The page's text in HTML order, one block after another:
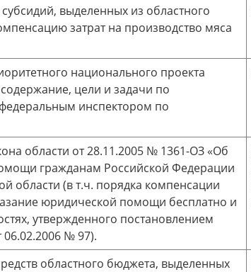
выделенных из областного
затрат на производство мяса
национального проекта
цели и задачи по
инспектором по
области от 28.11.2005 № 1361-ОЗ «Об
гражданам Российской Федерации
области (в т.ч. порядка компенсации
юридической помощи бесплатно и
утвержденного постановлением
06.02.2006 № 97).
областного бюджета, выделенных